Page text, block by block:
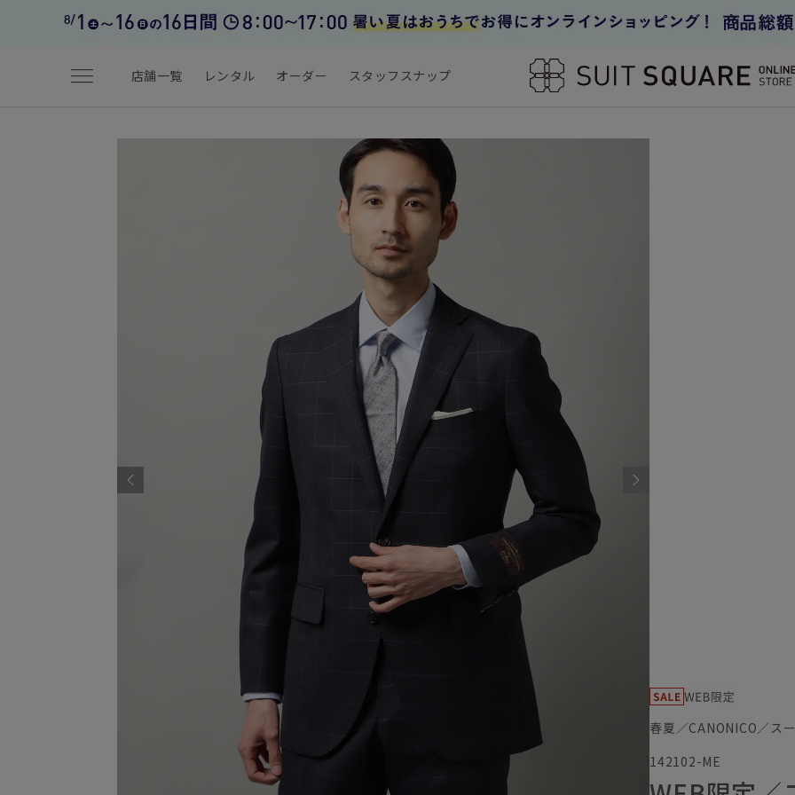
menu 店舗一覧 レンタル オーダー スタッフスナップ
春夏／CANONICO／ス
142102-ME